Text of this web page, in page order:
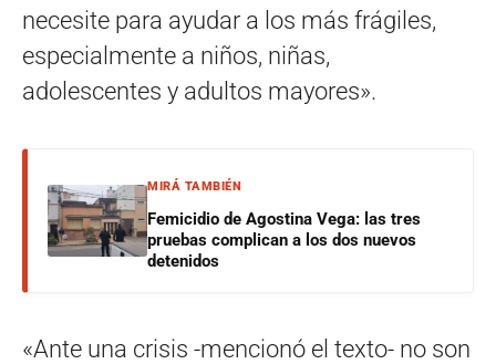
necesite para ayudar a los más frágiles,
especialmente a niños, niñas,
adolescentes y adultos mayores».
MIRÁ TAMBIÉN
Femicidio de Agostina Vega: las tres
pruebas complican a los dos nuevos
detenidos
«Ante una crisis -mencionó el texto- no son